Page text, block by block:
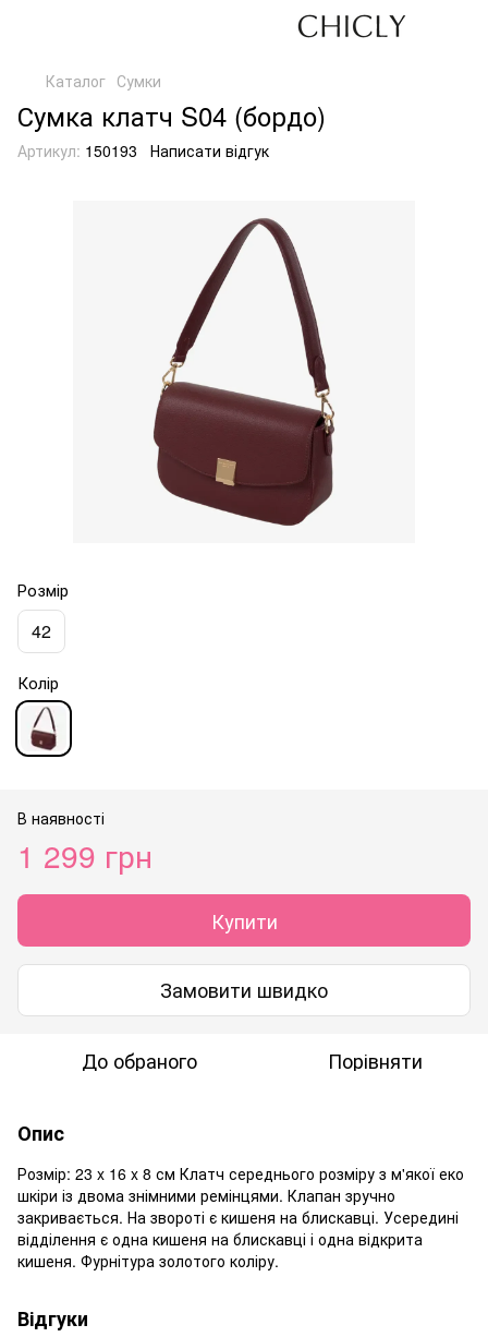
Каталог Сумки
Сумка клатч S04 (бордо)
Артикул: 150193 Написати відгук
Розмір
42
Колір
В наявності
1 299 грн
Купити
Замовити швидко
До обраного Порівняти
Опис
Розмір: 23 x 16 x 8 см Клатч середнього розміру з м'якої еко
шкіри із двома знімними ремінцями. Клапан зручно
закривається. На звороті є кишеня на блискавці. Усередині
відділення є одна кишеня на блискавці і одна відкрита
кишеня. Фурнітура золотого коліру.
Відгуки